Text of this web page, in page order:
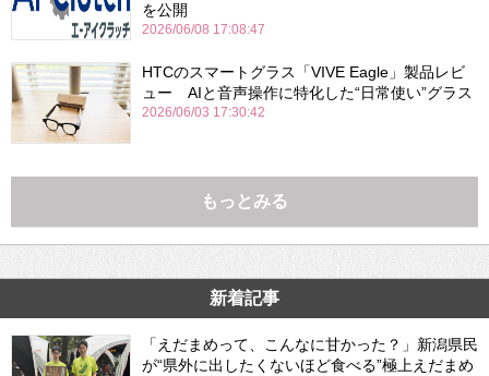
を公開
2026/06/08 17:08:47
HTCのスマートグラス「VIVE Eagle」製品レビ
ュー AIと音声操作に特化した“日常使い”グラス
2026/06/03 17:30:42
もっとみる
新着記事
「えだまめって、こんなに甘かった？」新潟県民
が“県外に出したくないほど食べる”極上えだまめ